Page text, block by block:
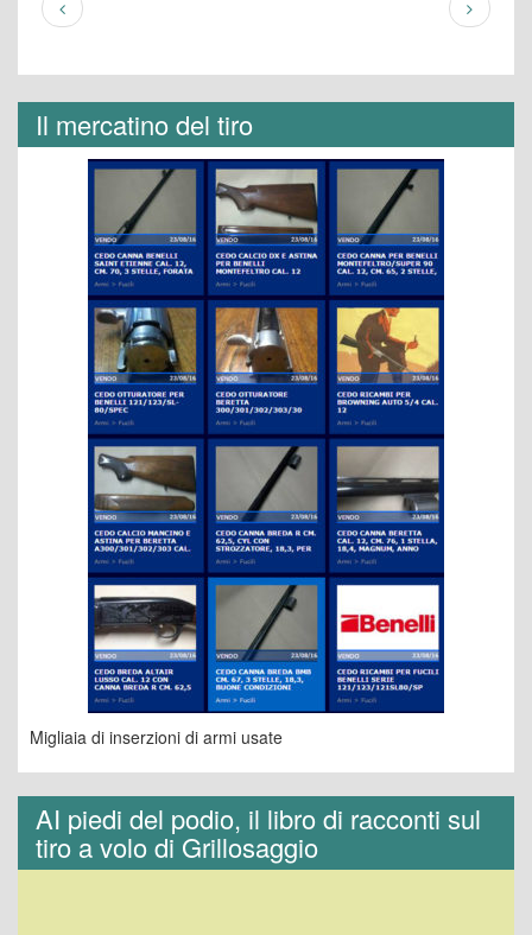
Il mercatino del tiro
Migliaia di inserzioni di armi usate
AI piedi del podio, il libro di racconti sul
tiro a volo di Grillosaggio